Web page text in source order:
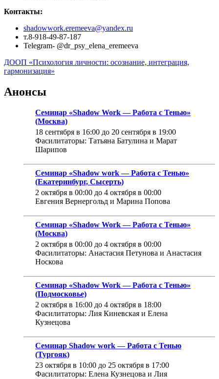
Контакты:
shadowwork.eremeeva@yandex.ru
т.8-918-49-87-187
Telegram- @dr_psy_elena_eremeeva
ДООП «Психология личности: осознание, интеграция,
гармонизация»
Анонсы
Семинар «Shadow Work — Работа с Тенью»
(Москва)
18 сентября в 16:00 до 20 сентября в 19:00
Фасилитаторы: Татьяна Батулина и Марат
Шарипов
Семинар «Shadow work — Работа с Тенью»
(Екатеринбург, Сысерть)
2 октября в 00:00 до 4 октября в 00:00
Евгения Вернергольд и Марина Попова
Семинар «Shadow Work — Работа с Тенью»
(Москва)
2 октября в 00:00 до 4 октября в 00:00
Фасилитаторы: Анастасия Петунова и Анастасия
Носкова
Семинар «Shadow Work — Работа с Тенью»
(Подмосковье)
2 октября в 16:00 до 4 октября в 18:00
Фасилитаторы: Лия Киневская и Елена
Кузнецова
Семинар Shadow work — Работа с Тенью
(Тургояк)
23 октября в 10:00 до 25 октября в 17:00
Фасилитаторы: Елена Кузнецова и Лия